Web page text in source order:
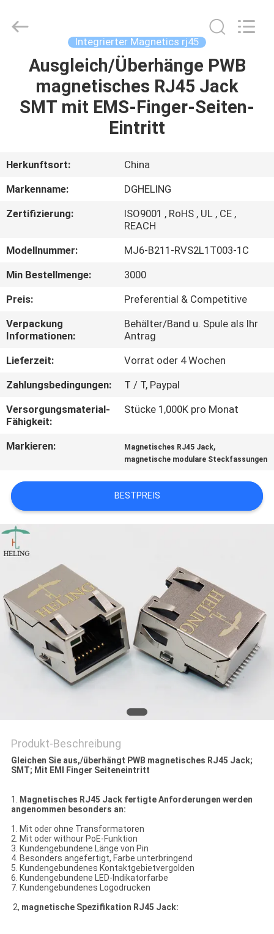
HAUS
PRODUKTE
UNS
AUSFLUG
TRETEN
SIE
MIT
UNS
IN
VERBINDUNG
FORDERN
EIN
ZITAT
SITEMAP
PRIVACY
POLICY
Rights
Integrierter Magnetics rj45
Ausgleich/Überhänge PWB
magnetisches RJ45 Jack
SMT mit EMS-Finger-Seiten-
Eintritt
Herkunftsort:
China
Markenname:
DGHELING
Zertifizierung:
ISO9001 , RoHS , UL , CE ,
REACH
Modellnummer:
MJ6-B211-RVS2L1T003-1C
Min Bestellmenge:
3000
Preis:
Preferential & Competitive
Verpackung
Informationen:
Behälter/Band u. Spule als Ihr
Antrag
Lieferzeit:
Vorrat oder 4 Wochen
Zahlungsbedingungen:
T / T, Paypal
Versorgungsmaterial-
Fähigkeit:
Stücke 1,000K pro Monat
Markieren: Magnetisches RJ45 Jack,
magnetische modulare Steckfassungen
BESTPREIS
Produkt-Beschreibung
Gleichen Sie aus,/überhängt PWB magnetisches RJ45 Jack;
SMT; Mit EMI Finger Seiteneintritt
1. Magnetisches RJ45 Jack fertigte Anforderungen werden
angenommen besonders an:
1. Mit oder ohne Transformatoren
2. Mit oder withour PoE-Funktion
3. Kundengebundene Länge von Pin
4. Besonders angefertigt, Farbe unterbringend
5. Kundengebundenes Kontaktgebietvergolden
6. Kundengebundene LED-Indikatorfarbe
7. Kundengebundenes Logodrucken
2, magnetische Spezifikation RJ45 Jack: